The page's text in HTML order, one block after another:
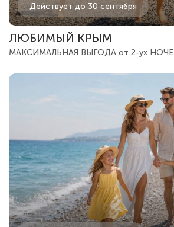
Действует до 30 сентября
ЛЮБИМЫЙ КРЫМ
МАКСИМАЛЬНАЯ ВЫГОДА от 2-ух